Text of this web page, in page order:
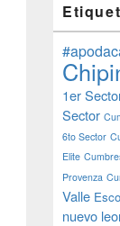
1er
Sector
6to Sector
Elite
Provenza
Valle
nuevo